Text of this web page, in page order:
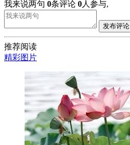
我来说两句 0条评论 0人参与,
发布评论
推荐阅读